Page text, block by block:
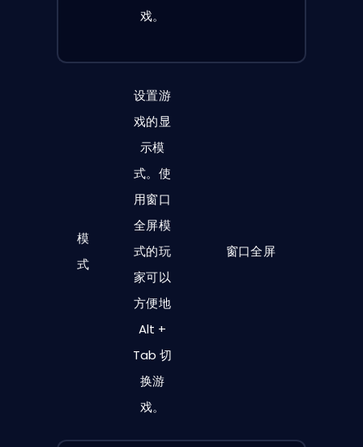
戏。
模
式
设置游
戏的显
示模
式。使
用窗口
全屏模
式的玩
家可以
方便地
Alt +
Tab 切
换游
戏。
窗口全屏